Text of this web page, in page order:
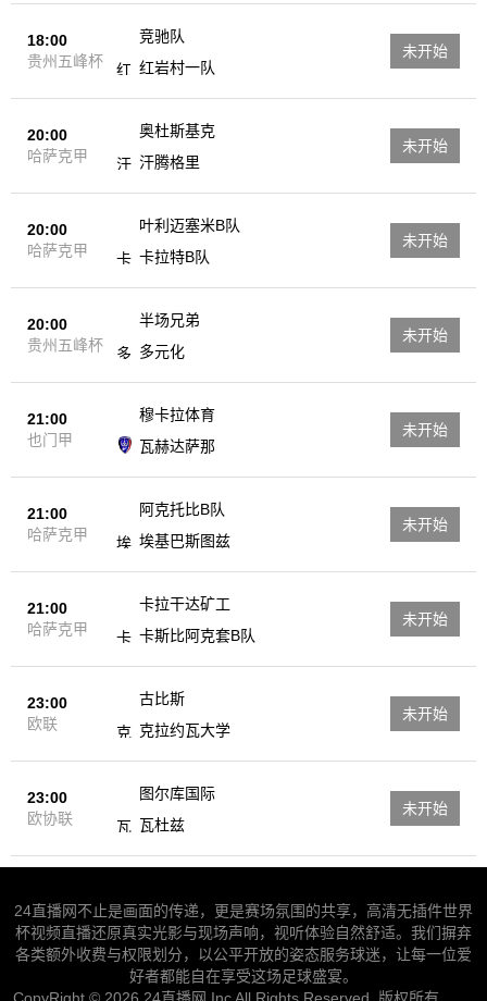
18:00
贵州五峰杯
竞驰队
红岩村一队
未开始
20:00
哈萨克甲
奥杜斯基克
汗腾格里
未开始
20:00
哈萨克甲
叶利迈塞米B队
卡拉特B队
未开始
20:00
贵州五峰杯
半场兄弟
多元化
未开始
21:00
也门甲
穆卡拉体育
瓦赫达萨那
未开始
21:00
哈萨克甲
阿克托比B队
埃基巴斯图兹
未开始
21:00
哈萨克甲
卡拉干达矿工
卡斯比阿克套B队
未开始
23:00
欧联
古比斯
克拉约瓦大学
未开始
23:00
欧协联
图尔库国际
瓦杜兹
未开始
24直播网不止是画面的传递，更是赛场氛围的共享，高清无插件世界
杯视频直播还原真实光影与现场声响，视听体验自然舒适。我们摒弃
各类额外收费与权限划分，以公平开放的姿态服务球迷，让每一位爱
好者都能自在享受这场足球盛宴。